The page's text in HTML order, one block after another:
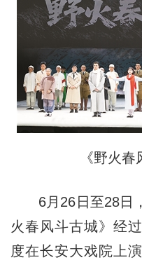
《野火春风
6月26日至28日，
火春风斗古城》经
度在长安大戏院上